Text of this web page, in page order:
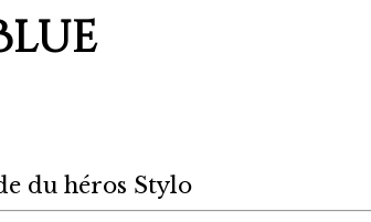
du héros Stylo